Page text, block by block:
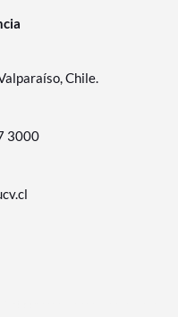
Chile.
3000